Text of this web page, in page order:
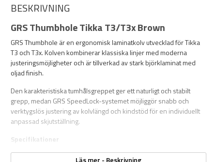
BESKRIVNING
GRS Thumbhole Tikka T3/T3x Brown
GRS Thumbhole är en ergonomisk laminatkolv utvecklad för Tikka
T3 och T3x. Kolven kombinerar klassiska linjer med moderna
justeringsmöjligheter och är tillverkad av stark björklaminat med
oljad finish.
Den karakteristiska tumhålsgreppet ger ett naturligt och stabilt
grepp, medan GRS SpeedLock-systemet möjliggör snabb och
verktygslös justering av kolvlängd och kindstöd för en individuellt
anpassad skjutställning.
Specifikationer
Modell: GRS ThumbholeLäs mer - Beskrivning